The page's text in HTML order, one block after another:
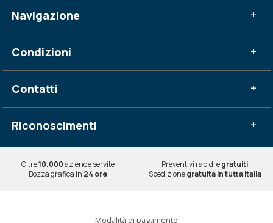
Navigazione +
Condizioni +
Contatti +
Riconoscimenti +
Oltre10.000aziende servite Preventivi rapidi egratuiti
Bozza grafica in 24 ore Spedizionegratuita in tutta Italia
Modalità di pagamento